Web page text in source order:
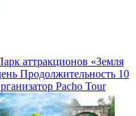
аттракционов «Земля
Продолжительность 10
Pacho Tour